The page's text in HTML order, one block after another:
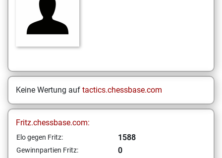
Keine Wertung auf tactics.chessbase.com
Fritz.chessbase.com:
Elo gegen Fritz: 1588
Gewinnpartien Fritz: 0